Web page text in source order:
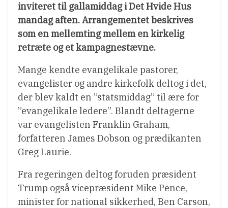
inviteret til gallamiddag i Det Hvide Hus
mandag aften. Arrangementet beskrives
som en mellemting mellem en kirkelig
retræte og et kampagnestævne.
Mange kendte evangelikale pastorer,
evangelister og andre kirkefolk deltog i det,
der blev kaldt en ”statsmiddag” til ære for
”evangelikale ledere”. Blandt deltagerne
var evangelisten Franklin Graham,
forfatteren James Dobson og prædikanten
Greg Laurie.
Fra regeringen deltog foruden præsident
Trump også vicepræsident Mike Pence,
minister for national sikkerhed, Ben Carson,